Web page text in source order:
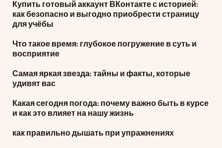
Купить готовый аккаунт ВКонтакте с историей:
как безопасно и выгодно приобрести страницу
для учёбы
Что такое время: глубокое погружение в суть и
восприятие
Самая яркая звезда: тайны и факты, которые
удивят вас
Какая сегодня погода: почему важно быть в курсе
и как это влияет на нашу жизнь
как правильно дышать при упражнениях